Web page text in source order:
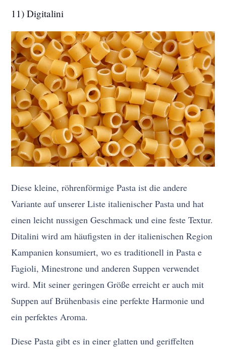
11) Digitalini
Diese kleine, röhrenförmige Pasta ist die andere
Variante auf unserer Liste italienischer Pasta und hat
einen leicht nussigen Geschmack und eine feste Textur.
Ditalini wird am häufigsten in der italienischen Region
Kampanien konsumiert, wo es traditionell in Pasta e
Fagioli, Minestrone und anderen Suppen verwendet
wird. Mit seiner geringen Größe erreicht er auch mit
Suppen auf Brühenbasis eine perfekte Harmonie und
ein perfektes Aroma.
Diese Pasta gibt es in einer glatten und geriffelten